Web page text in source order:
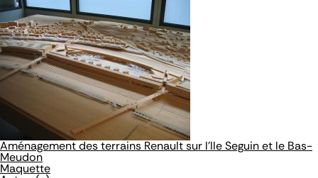
Aménagement des terrains Renault sur l'Ile Seguin et le Bas-
Meudon
Maquette